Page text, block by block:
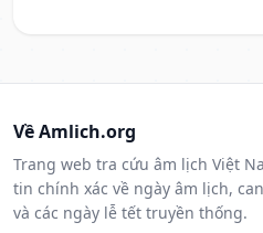
Về Amlich.org
Trang web tra cứu âm lịch Việt
tin chính xác về ngày âm lịch,
và các ngày lễ tết truyền thống.